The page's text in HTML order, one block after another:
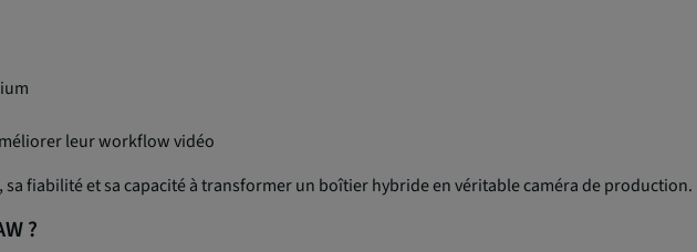
leur workflow vidéo
fiabilité et sa capacité à transformer un boîtier hybride en véritable caméra de production.
?